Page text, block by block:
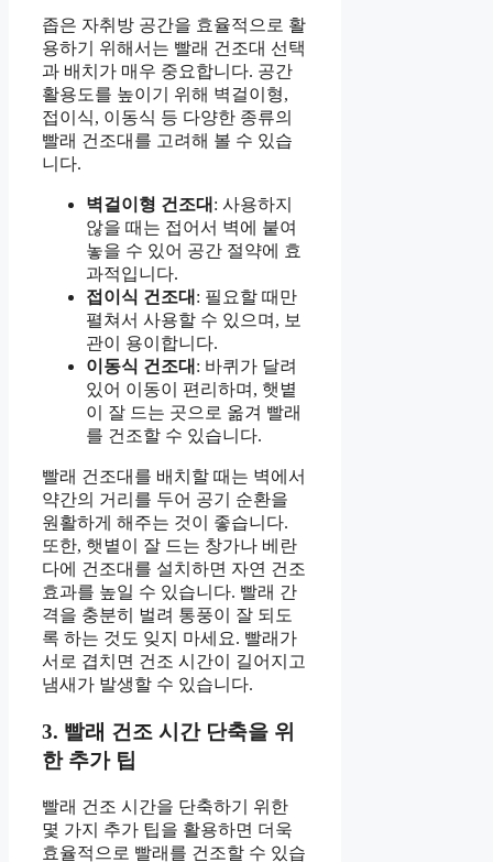
좁은 자취방 공간을 효율적으로 활
용하기 위해서는 빨래 건조대 선택
과 배치가 매우 중요합니다. 공간
활용도를 높이기 위해 벽걸이형,
접이식, 이동식 등 다양한 종류의
빨래 건조대를 고려해 볼 수 있습
니다.
벽걸이형 건조대 : 사용하지
않을 때는 접어서 벽에 붙여
놓을 수 있어 공간 절약에 효
과적입니다.
접이식 건조대 : 필요할 때만
펼쳐서 사용할 수 있으며, 보
관이 용이합니다.
이동식 건조대 : 바퀴가 달려
있어 이동이 편리하며, 햇볕
이 잘 드는 곳으로 옮겨 빨래
를 건조할 수 있습니다.
빨래 건조대를 배치할 때는 벽에서
약간의 거리를 두어 공기 순환을
원활하게 해주는 것이 좋습니다.
또한, 햇볕이 잘 드는 창가나 베란
다에 건조대를 설치하면 자연 건조
효과를 높일 수 있습니다. 빨래 간
격을 충분히 벌려 통풍이 잘 되도
록 하는 것도 잊지 마세요. 빨래가
서로 겹치면 건조 시간이 길어지고
냄새가 발생할 수 있습니다.
3. 빨래 건조 시간 단축을 위
한 추가 팁
빨래 건조 시간을 단축하기 위한
몇 가지 추가 팁을 활용하면 더욱
효율적으로 빨래를 건조할 수 있습